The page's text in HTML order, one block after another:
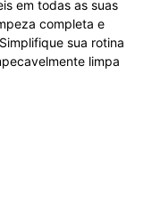
em todas as suas
completa e
sua rotina
limpa